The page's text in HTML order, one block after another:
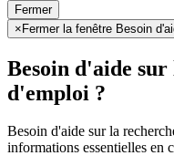
Fermer
×Fermer la fenêtre Besoin
Besoin d'aide
d'emploi ?
Besoin d'aide sur la
informations essentielles en